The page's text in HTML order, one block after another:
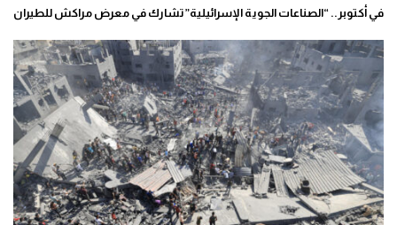
في أكتوبر.. “الصناعات الجوية الإسرائيلية” تشارك في معرض مراكش للطيران